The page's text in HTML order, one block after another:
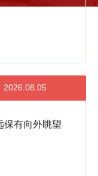
保有向外眺望
2026.08.05